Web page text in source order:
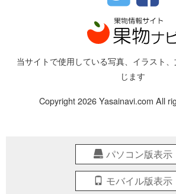
当サイトで使用している写真、イラスト
じます
Copyright 2026 Yasainavi.com All
パソコン版表示
モバイル版表示